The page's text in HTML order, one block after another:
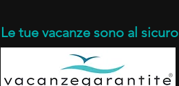
Le tue vacanze sono al sicuro